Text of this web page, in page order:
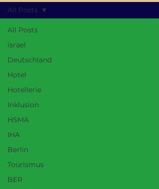
All Posts
israel
Deutschland
Hotel
Hotellerie
Inklusion
HSMA
IHA
Berlin
Tourismus
BER
All Posts